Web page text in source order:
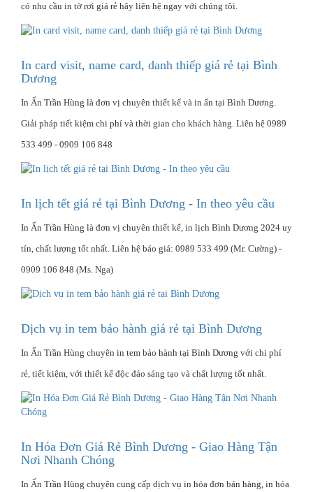
có nhu cầu in tờ rơi giá rẻ hãy liên hệ ngay với chúng tôi.
In card visit, name card, danh thiếp giá rẻ tại Bình
Dương
In Ấn Trần Hùng là đơn vị chuyên thiết kế và in ấn tại Bình Dương.
Giải pháp tiết kiệm chi phí và thời gian cho khách hàng. Liên hệ 0989
533 499 - 0909 106 848
In lịch tết giá rẻ tại Bình Dương - In theo yêu cầu
In Ấn Trần Hùng là đơn vị chuyên thiết kế, in lịch Bình Dương 2024 uy
tín, chất lượng tốt nhất. Liên hệ báo giá: 0989 533 499 (Mr. Cường) -
0909 106 848 (Ms. Nga)
Dịch vụ in tem bảo hành giá rẻ tại Bình Dương
In Ấn Trần Hùng chuyên in tem bảo hành tại Bình Dương với chi phí
rẻ, tiết kiệm, với thiết kế độc đáo sáng tạo và chất lượng tốt nhất.
In Hóa Đơn Giá Rẻ Bình Dương - Giao Hàng Tận
Nơi Nhanh Chóng
In Ấn Trần Hùng chuyên cung cấp dịch vụ in hóa đơn bán hàng, in hóa